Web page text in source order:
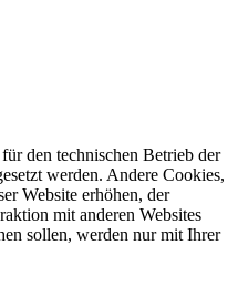
den technischen Betrieb der
werden. Andere Cookies,
Website erhöhen, der
mit anderen Websites
sollen, werden nur mit Ihrer